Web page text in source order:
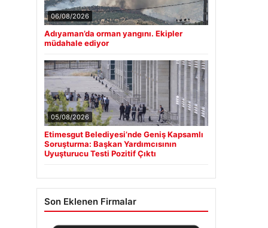
06/08/2026
Adıyaman’da orman yangını. Ekipler
müdahale ediyor
05/08/2026
Etimesgut Belediyesi’nde Geniş Kapsamlı
Soruşturma: Başkan Yardımcısının
Uyuşturucu Testi Pozitif Çıktı
Son Eklenen Firmalar